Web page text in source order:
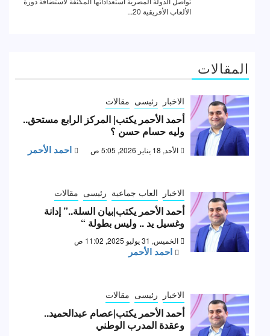
المقالات
الاخبار رئيسى مقالات
أحمد الأحمر يكتب| المركز الرابع مستحق..
وليه حسام حسن ؟
الأحد, 18 يناير 2026, 5:05 ص احمد الأحمر
الاخبار العاب جماعية رئيسى مقالات
أحمد الأحمر يكتب|بيان السلة..” إدانة
وغسيل يد .. وليس بطولة “
الخميس, 31 يوليو 2025, 11:02 ص
احمد الأحمر
الاخبار رئيسى مقالات
أحمد الأحمر يكتب|عصام عبدالحميد..
وعقدة المدرب الوطني